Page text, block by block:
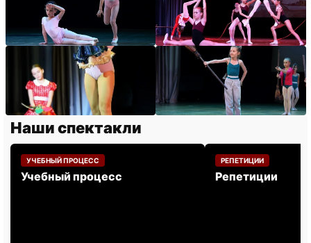
Наши спектакли
УЧЕБНЫЙ ПРОЦЕСС
Учебный процесс
РЕПЕТИЦИИ
Репетиции